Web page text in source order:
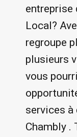
entreprise
Local?
regroupe
plusieurs
vous
services à
Chambly .